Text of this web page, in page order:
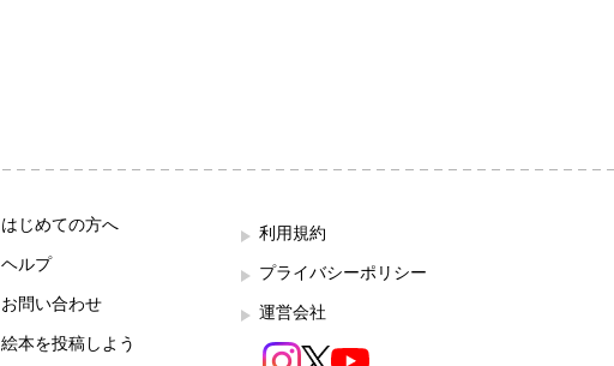
はじめての方へ
ヘルプ
お問い合わせ
絵本を投稿しよう
利用規約
プライバシーポリシー
運営会社